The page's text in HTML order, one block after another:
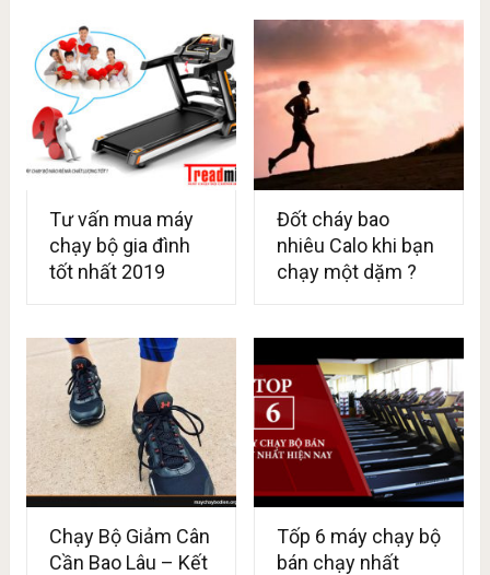
Tư vấn mua máy
chạy bộ gia đình
tốt nhất 2019
Đốt cháy bao
nhiêu Calo khi bạn
chạy một dặm ?
Chạy Bộ Giảm Cân
Cần Bao Lâu – Kết
Tốp 6 máy chạy bộ
bán chạy nhất